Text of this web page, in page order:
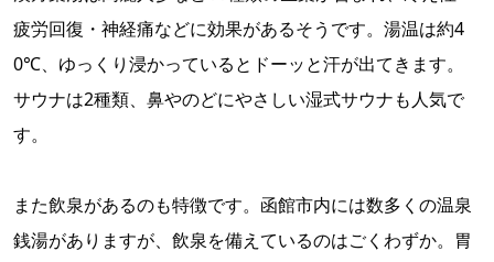
疲労回復・神経痛などに効果があるそうです。湯温は約4
0℃、ゆっくり浸かっているとドーッと汗が出てきます。
サウナは2種類、鼻やのどにやさしい湿式サウナも人気で
す。
また飲泉があるのも特徴です。函館市内には数多くの温泉
銭湯がありますが、飲泉を備えているのはごくわずか。胃